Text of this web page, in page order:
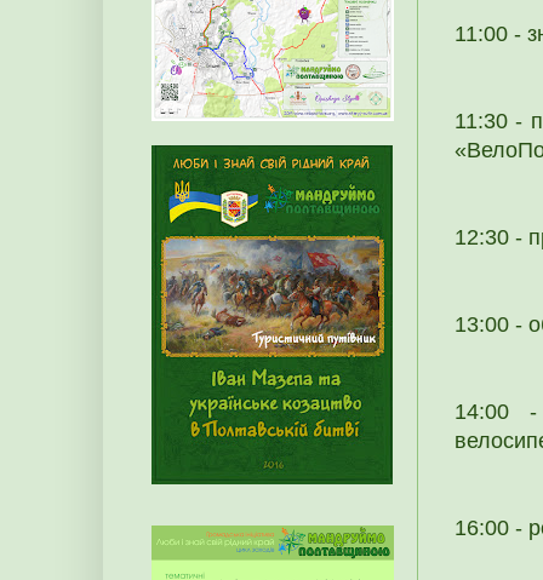
11:00 -
11:30 -
12:30 -
13:00 -
14:00 -
16:00 -